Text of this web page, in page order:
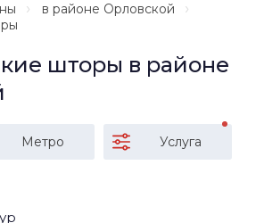
в районе Орловской
шторы в районе
Метро Услуга